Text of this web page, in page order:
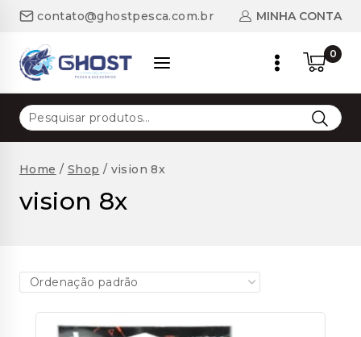
contato@ghostpesca.com.br MINHA CONTA
0
Pesquisar
por:
Home / Shop / vision 8x
vision 8x